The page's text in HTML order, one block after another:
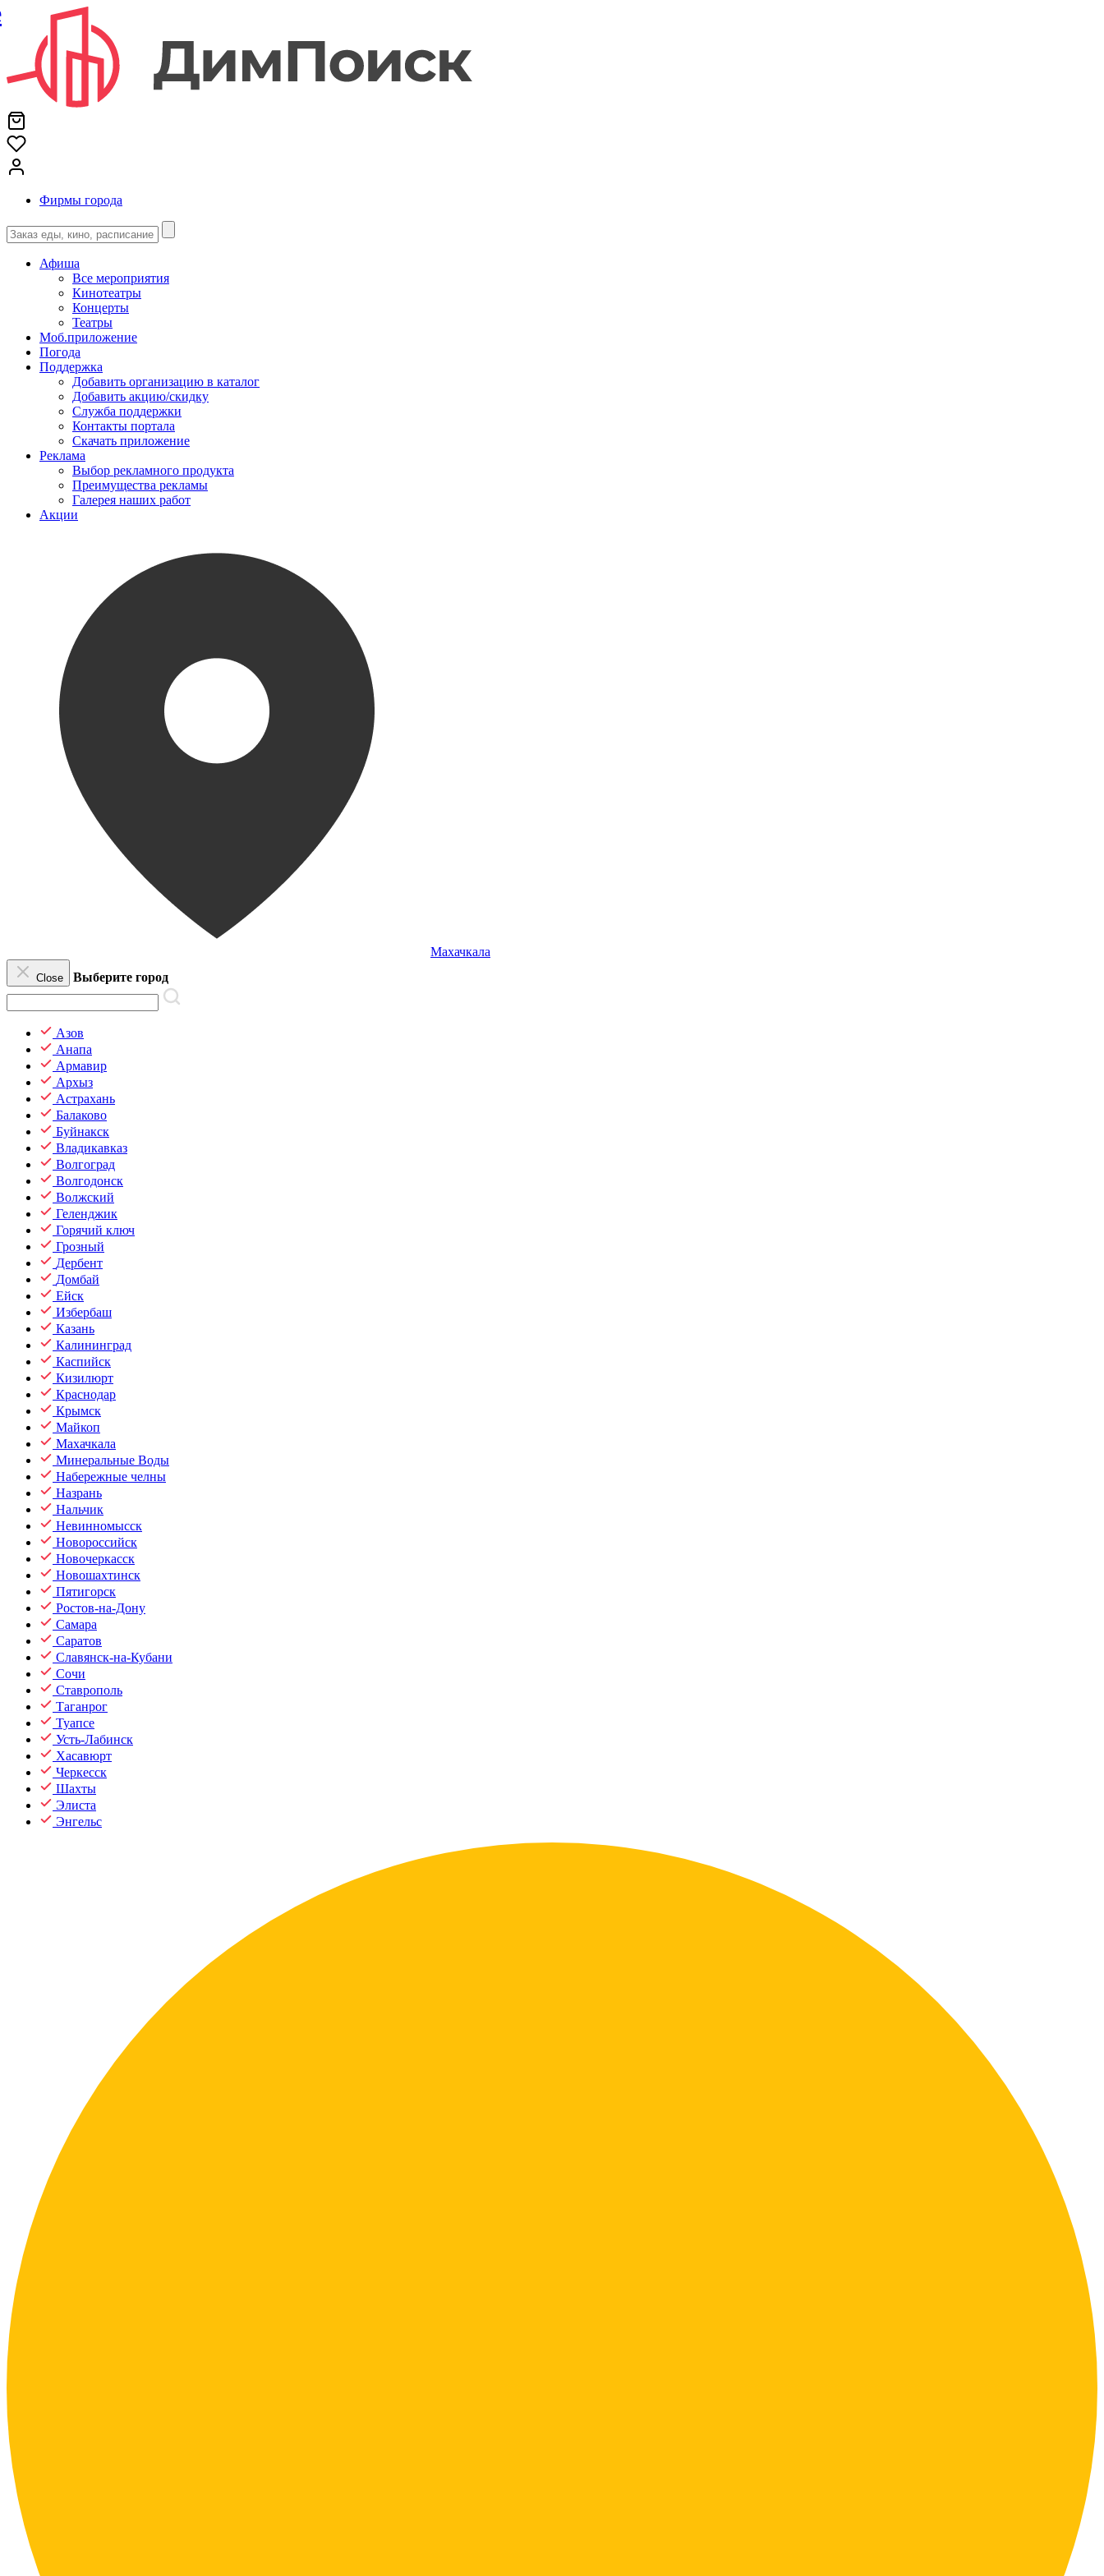
Фирмы города
Афиша
Все мероприятия
Кинотеатры
Концерты
Театры
Моб.приложение
Погода
Поддержка
Добавить организацию в каталог
Добавить акцию/скидку
Служба поддержки
Контакты портала
Скачать приложение
Реклама
Выбор рекламного продукта
Преимущества рекламы
Галерея наших работ
Акции
Махачкала
Close Выберите город
Азов
Анапа
Армавир
Архыз
Астрахань
Балаково
Буйнакск
Владикавказ
Волгоград
Волгодонск
Волжский
Геленджик
Горячий ключ
Грозный
Дербент
Домбай
Ейск
Избербаш
Казань
Калининград
Каспийск
Кизилюрт
Краснодар
Крымск
Майкоп
Махачкала
Минеральные Воды
Набережные челны
Назрань
Нальчик
Невинномысск
Новороссийск
Новочеркасск
Новошахтинск
Пятигорск
Ростов-на-Дону
Самара
Саратов
Славянск-на-Кубани
Сочи
Ставрополь
Таганрог
Туапсе
Усть-Лабинск
Хасавюрт
Черкесск
Шахты
Элиста
Энгельс